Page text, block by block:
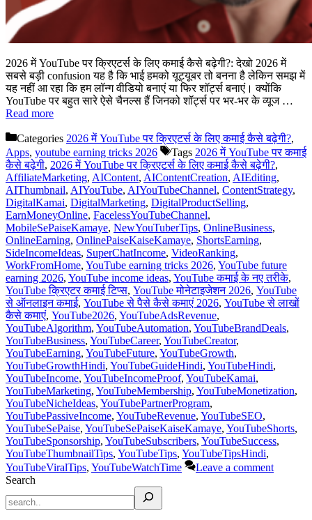
2026 में YouTube पर क्रिएटर्स के लिए कमाई कैसे बढ़ेगी?: देखो 2026 में
सबसे बड़ी confusion यह है कि भाई हमको यूट्यूबर तो बनना है लेकिन समझ में
यह नहीं आ रहा कि हम लॉन्ग वीडियो बनाएं या फिर शॉर्ट्स बनाएं। क्योंकि
YouTube पर बहुत सारे ऐसे चैनल्स हैं जिनको शॉर्ट्स पर भर-भर के व्यूज …
Read more
Categories 2026 में YouTube पर क्रिएटर्स के लिए कमाई कैसे बढ़ेगी?,
Apps, youtube earning tricks 2026 Tags 2026 में YouTube पर कमाई
कैसे बढ़ेगी, 2026 में YouTube पर क्रिएटर्स के लिए कमाई कैसे बढ़ेगी?,
AffiliateMarketing, AIContent, AIContentCreation, AIEditing,
AIThumbnail, AIYouTube, AIYouTubeChannel, ContentStrategy,
DigitalKamai, DigitalMarketing, DigitalProductSelling,
EarnMoneyOnline, FacelessYouTubeChannel,
MobileSePaiseKamaye, NewYouTuberTips, OnlineBusiness,
OnlineEarning, OnlinePaiseKaiseKamaye, ShortsEarning,
SideIncomeIdeas, SuperChatIncome, VideoRanking,
WorkFromHome, YouTube earning tricks 2026, YouTube future
earning 2026, YouTube income ideas, YouTube कमाई के नए तरीके,
YouTube क्रिएटर कमाई टिप्स, YouTube मोनेटाइजेशन 2026, YouTube
से ऑनलाइन कमाई, YouTube से पैसे कैसे कमाएं 2026, YouTube से लाखों
कैसे कमाएं, YouTube2026, YouTubeAdsRevenue,
YouTubeAlgorithm, YouTubeAutomation, YouTubeBrandDeals,
YouTubeBusiness, YouTubeCareer, YouTubeCreator,
YouTubeEarning, YouTubeFuture, YouTubeGrowth,
YouTubeGrowthHindi, YouTubeGuideHindi, YouTubeHindi,
YouTubeIncome, YouTubeIncomeProof, YouTubeKamai,
YouTubeMarketing, YouTubeMembership, YouTubeMonetization,
YouTubeNicheIdeas, YouTubePartnerProgram,
YouTubePassiveIncome, YouTubeRevenue, YouTubeSEO,
YouTubeSePaise, YouTubeSePaiseKaiseKamaye, YouTubeShorts,
YouTubeSponsorship, YouTubeSubscribers, YouTubeSuccess,
YouTubeThumbnailTips, YouTubeTips, YouTubeTipsHindi,
YouTubeViralTips, YouTubeWatchTime
Leave a comment
Search